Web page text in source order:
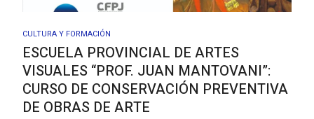
CULTURA Y FORMACIÓN
ESCUELA PROVINCIAL DE ARTES
VISUALES “PROF. JUAN MANTOVANI”:
CURSO DE CONSERVACIÓN PREVENTIVA
DE OBRAS DE ARTE